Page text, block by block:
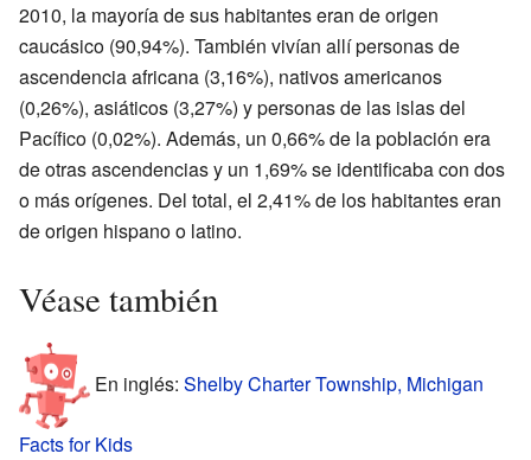
2010, la mayoría de sus habitantes eran de origen
caucásico (90,94%). También vivían allí personas de
ascendencia africana (3,16%), nativos americanos
(0,26%), asiáticos (3,27%) y personas de las islas del
Pacífico (0,02%). Además, un 0,66% de la población era
de otras ascendencias y un 1,69% se identificaba con dos
o más orígenes. Del total, el 2,41% de los habitantes eran
de origen hispano o latino.
Véase también
En inglés: Shelby Charter Township, Michigan
Facts for Kids